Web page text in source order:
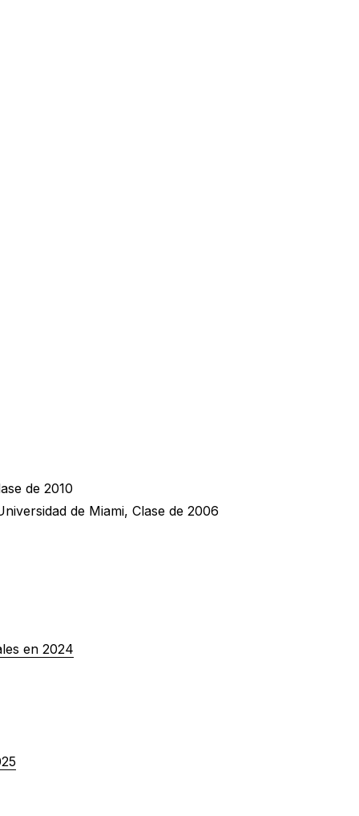
de 2010
de Miami, Clase de 2006
en 2024